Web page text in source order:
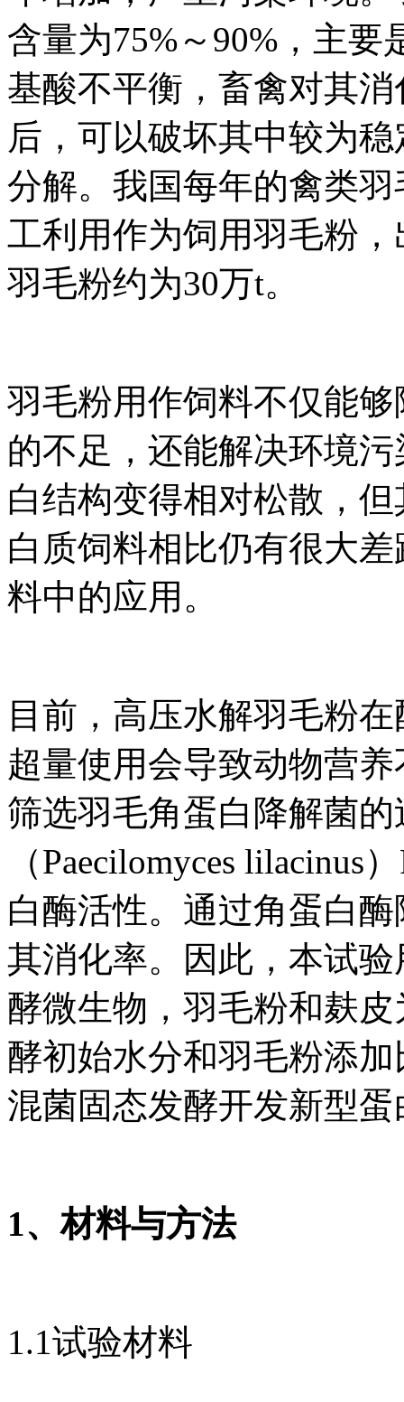
含量为75%～90%，主
基酸不平衡，畜禽对其
后，可以破坏其中较为
分解。我国每年的禽类
工利用作为饲用羽毛粉
羽毛粉约为30万t。
羽毛粉用作饲料不仅能
的不足，还能解决环境
白结构变得相对松散，
白质饲料相比仍有很大
料中的应用。
目前，高压水解羽毛粉
超量使用会导致动物营
筛选羽毛角蛋白降解菌
（Paecilomyces
白酶活性。通过角蛋白
其消化率。因此，本试
酵微生物，羽毛粉和麸
酵初始水分和羽毛粉添
混菌固态发酵开发新型
1、材料与方法
1.1试验材料